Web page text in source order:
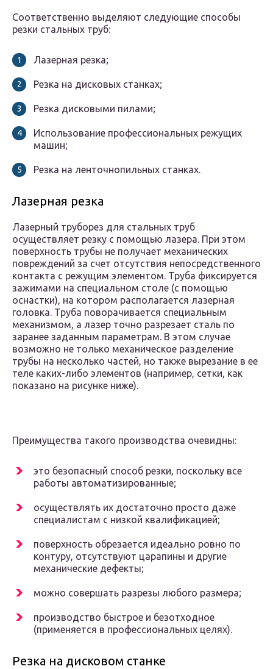
Соответственно выделяют следующие способы
резки стальных труб:
Лазерная резка;
Резка на дисковых станках;
Резка дисковыми пилами;
Использование профессиональных режущих
машин;
Резка на ленточнопильных станках.
Лазерная резка
Лазерный труборез для стальных труб
осуществляет резку с помощью лазера. При этом
поверхность трубы не получает механических
повреждений за счет отсутствия непосредственного
контакта с режущим элементом. Труба фиксируется
зажимами на специальном столе (с помощью
оснастки), на котором располагается лазерная
головка. Труба поворачивается специальным
механизмом, а лазер точно разрезает сталь по
заранее заданным параметрам. В этом случае
возможно не только механическое разделение
трубы на несколько частей, но также вырезание в ее
теле каких-либо элементов (например, сетки, как
показано на рисунке ниже).
Преимущества такого производства очевидны:
это безопасный способ резки, поскольку все
работы автоматизированные;
осуществлять их достаточно просто даже
специалистам с низкой квалификацией;
поверхность обрезается идеально ровно по
контуру, отсутствуют царапины и другие
механические дефекты;
можно совершать разрезы любого размера;
производство быстрое и безотходное
(применяется в профессиональных целях).
Резка на дисковом станке